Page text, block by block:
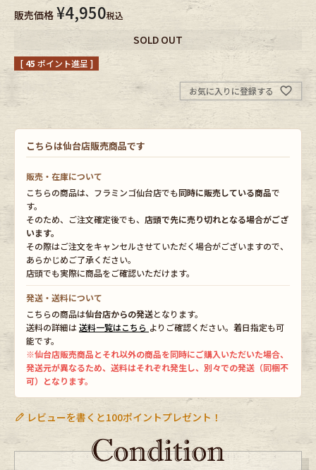
Outer One Piece
Fafatt
小物・アクセサリーから探す
Eye Wear
Bag Stall・Scarf
Accessory Shoes
Belt
Keyring
FAFATT
販売価格 ¥4,950税込
SOLD OUT
[ 45 ポイント進呈 ]
お気に入りに登録する
こちらは仙台店販売商品です
販売・在庫について
こちらの商品は、フラミンゴ仙台店でも同時に販売している商品で
す。
そのため、ご注文確定後でも、 店頭で先に売り切れとなる場合がござ
います。
その際はご注文をキャンセルさせていただく場合がございますので、
あらかじめご了承ください。
店頭でも実際に商品をご確認いただけます。
発送・送料について
こちらの商品は仙台店からの発送となります。
送料の詳細は送料一覧はこちら よりご確認ください。着日指定も可
能です。
※仙台店販売商品とそれ以外の商品を同時にご購入いただいた場合、
発送元が異なるため、送料はそれぞれ発生し、別々での発送（同梱不
可）となります。
レビューを書くと100ポイントプレゼント！